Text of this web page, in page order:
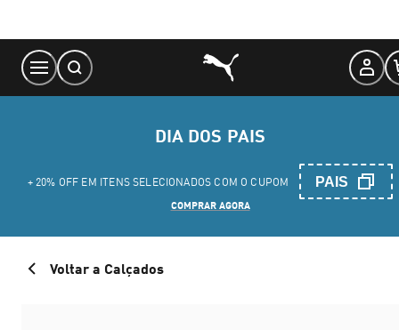
Content
DIA DOS PAIS
+ 20% OFF EM ITENS SELECIONADOS COM O CUPOM PAIS
COMPRAR AGORA
Voltar a Calçados